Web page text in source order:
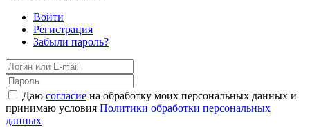
Войти
Регистрация
Забыли пароль?
Даю согласие на обработку моих персональных данных и
принимаю условия Политики обработки персональных
данных